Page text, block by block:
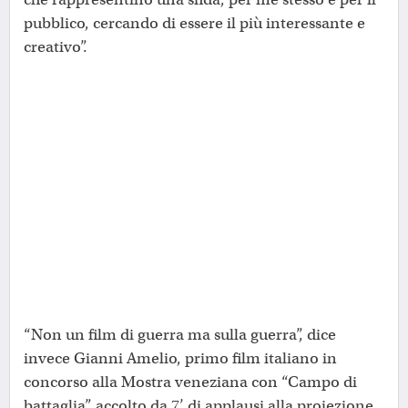
pubblico, cercando di essere il più interessante e
creativo”.
“Non un film di guerra ma sulla guerra”, dice
invece Gianni Amelio, primo film italiano in
concorso alla Mostra veneziana con “Campo di